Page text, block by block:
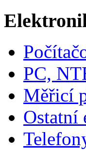
PC,
Měřicí
Ostatní